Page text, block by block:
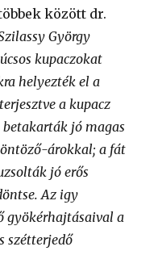
között dr.
György
kupaczokat
helyezték el a
a kupacz
jó magas
árokkal; a fát
jó erős
Az igy
gyökérhajtásaival a
szétterjedő